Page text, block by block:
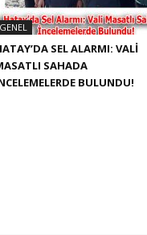
GENEL
SEL ALARMI: VALI
SAHADA
BULUNDU!